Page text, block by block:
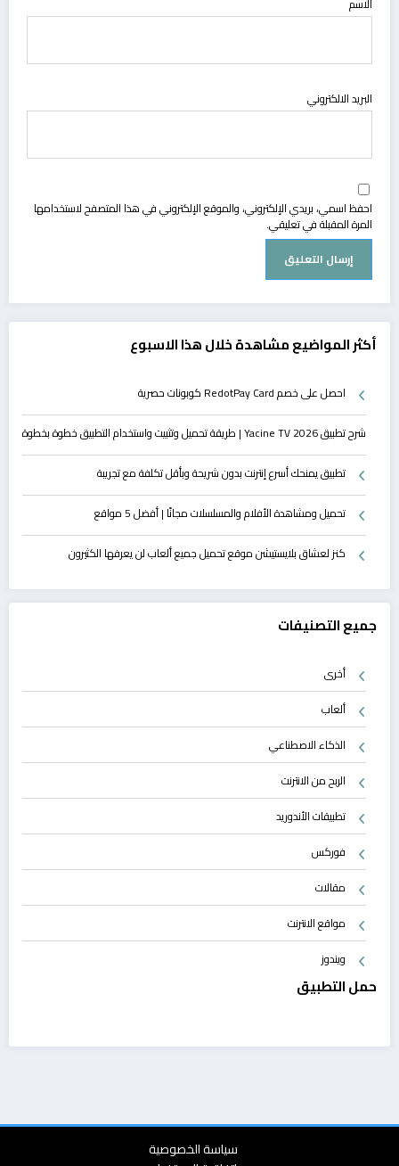
البريد الالكتروني
احفظ اسمي، بريدي الإلكتروني، والموقع الإلكتروني في هذا المتصفح لاستخدامها
المرة المقبلة في تعليقي.
أكثر المواضيع مشاهدة خلال هذا الاسبوع
احصل على خصم RedotPay Card كوبونات حصرية
شرح تطبيق Yacine TV 2026 | طريقة تحميل وتثبيت واستخدام التطبيق خطوة بخطوة
تطبيق يمنحك أسرع إنترنت بدون شريحة وبأقل تكلفة مع تجريبة
تحميل ومشاهدة الأفلام والمسلسلات مجانًا | أفضل 5 مواقع
كنز لعشاق بلايستيشن موقع تحميل جميع ألعاب لن يعرفها الكثيرون
جميع التصنيفات
أخرى
ألعاب
الذكاء الاصطناعي
الربح من الانترنت
تطبيقات الأندوريد
فوركس
مقالات
مواقع الانترنت
ويندوز
حمل التطبيق
سياسة الخصوصية